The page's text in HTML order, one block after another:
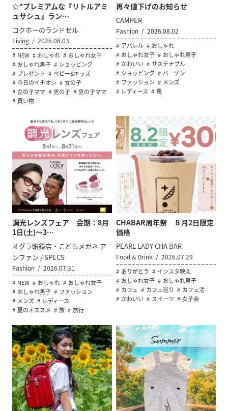
☆*プレミアムな『リトルアミ
ュサシュ』ラン…
コクホーのランドセル
Living 2026.08.03
NEW おしゃれ
おしゃれ女子
おしゃれ男子
ショッピング
プレゼント
ベビー&キッズ
今日のイチオシ
女の子
女の子ママ
男の子
男の子ママ
買い物
再々値下げのお知らせ
CAMPER
Fashion 2026.08.02
アパレル
おしゃれ
おしゃれ女子
おしゃれ男子
かわいい
サステナブル
ショッピング
バーゲン
ファッション
メンズ
レディース
靴
調光レンズフェア 会期：8月
1日(土)～3…
オグラ眼鏡店・こどもメガネ ア
ンファン / SPECS
Fashion 2026.07.31
NEW おしゃれ
おしゃれ女子
おしゃれ男子
ファッション
メンズ
レディース
夏のオススメ
旅 旅行
CHABAR周年祭 ８月2日限定
価格
PEARL LADY CHA BAR
Food & Drink 2026.07.29
ありがとう
インスタ映え
おしゃれ女子
おしゃれ男子
カフェ
カフェ巡り
カフェ活
かわいい
スイーツ 女子会